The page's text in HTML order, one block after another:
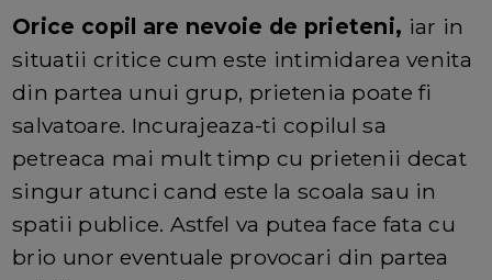
Orice copil are nevoie de prieteni, iar in
situatii critice cum este intimidarea venita
din partea unui grup, prietenia poate fi
salvatoare. Incurajeaza-ti copilul sa
petreaca mai mult timp cu prietenii decat
singur atunci cand este la scoala sau in
spatii publice. Astfel va putea face fata cu
brio unor eventuale provocari din partea